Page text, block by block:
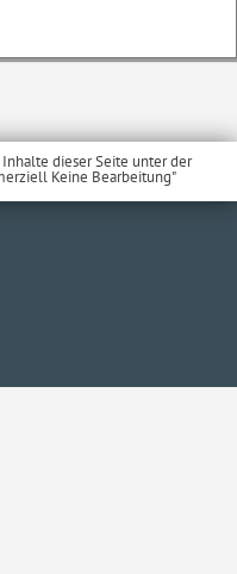
dieser Seite unter der